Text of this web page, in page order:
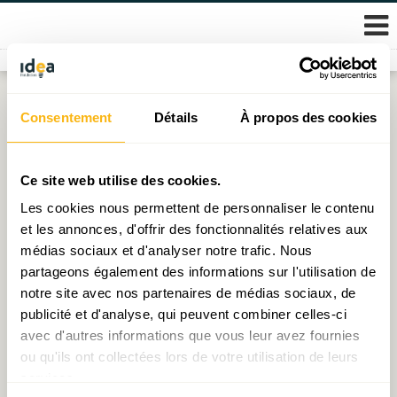
Consentement Détails À propos des cookies
Ce site web utilise des cookies.
Les cookies nous permettent de personnaliser le contenu
et les annonces, d'offrir des fonctionnalités relatives aux
médias sociaux et d'analyser notre trafic. Nous
partageons également des informations sur l'utilisation de
notre site avec nos partenaires de médias sociaux, de
publicité et d'analyse, qui peuvent combiner celles-ci
avec d'autres informations que vous leur avez fournies
ou qu'ils ont collectées lors de votre utilisation de leurs
Skip
content
Étiquette : corona virus
La crise sanitaro-économique de 2020 en 10
graphiques
Publié le24.03.2021par Michel - Edouard Ruben
D.ieu, ce Luxembourgeois !
Publié le17.12.2020parIDEA
L’évaluation des politiques publiques : un ingrédient